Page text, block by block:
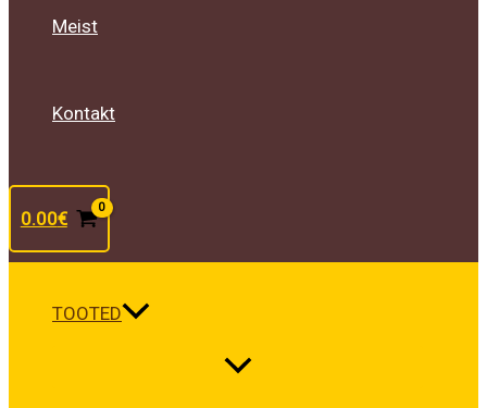
Meist
Kontakt
0.00€
TOOTED